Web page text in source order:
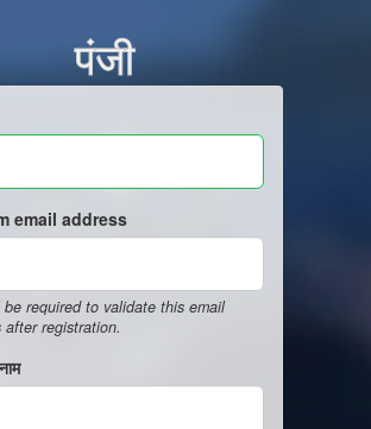
पंजी
email address
be required to validate this email
after registration.